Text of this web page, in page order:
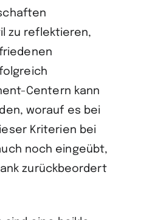
zu reflektieren,
Centern kann
worauf es bei
Kriterien bei
noch eingeübt,
zurückbeordert